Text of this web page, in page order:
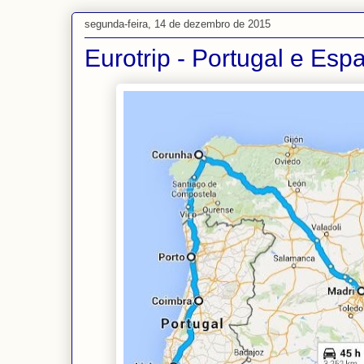
segunda-feira, 14 de dezembro de 2015
Eurotrip - Portugal e